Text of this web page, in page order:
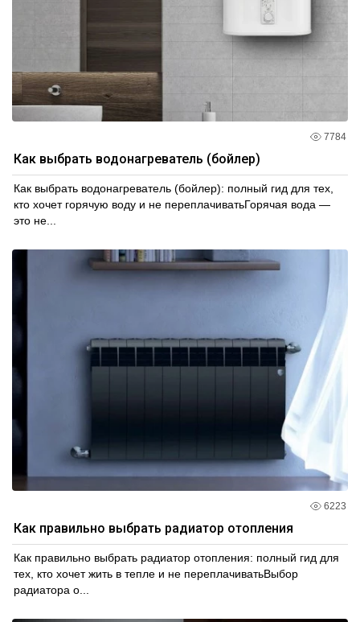
7784
Как выбрать водонагреватель (бойлер)
Как выбрать водонагреватель (бойлер): полный гид для тех,
кто хочет горячую воду и не переплачиватьГорячая вода —
это не...
6223
Как правильно выбрать радиатор отопления
Как правильно выбрать радиатор отопления: полный гид для
тех, кто хочет жить в тепле и не переплачиватьВыбор
радиатора о...